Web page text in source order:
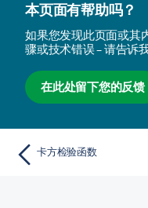
本页面有帮助吗？
如果您发现此页面或其
骤或技术错误 – 请告诉
在此处留下您的反馈
卡方检验函数